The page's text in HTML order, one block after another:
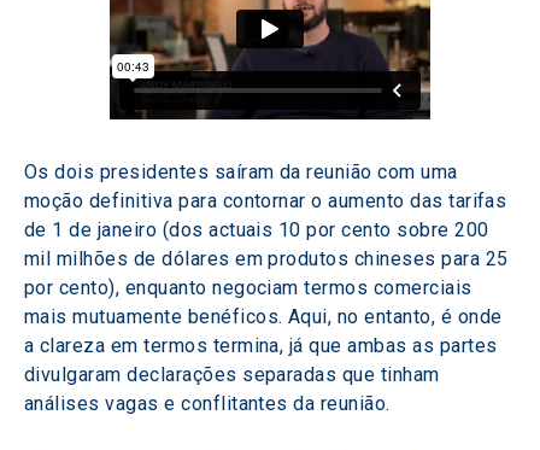
Os dois presidentes saíram da reunião com uma
moção definitiva para contornar o aumento das tarifas
de 1 de janeiro (dos actuais 10 por cento sobre 200
mil milhões de dólares em produtos chineses para 25
por cento), enquanto negociam termos comerciais
mais mutuamente benéficos. Aqui, no entanto, é onde
a clareza em termos termina, já que ambas as partes
divulgaram declarações separadas que tinham
análises vagas e conflitantes da reunião.